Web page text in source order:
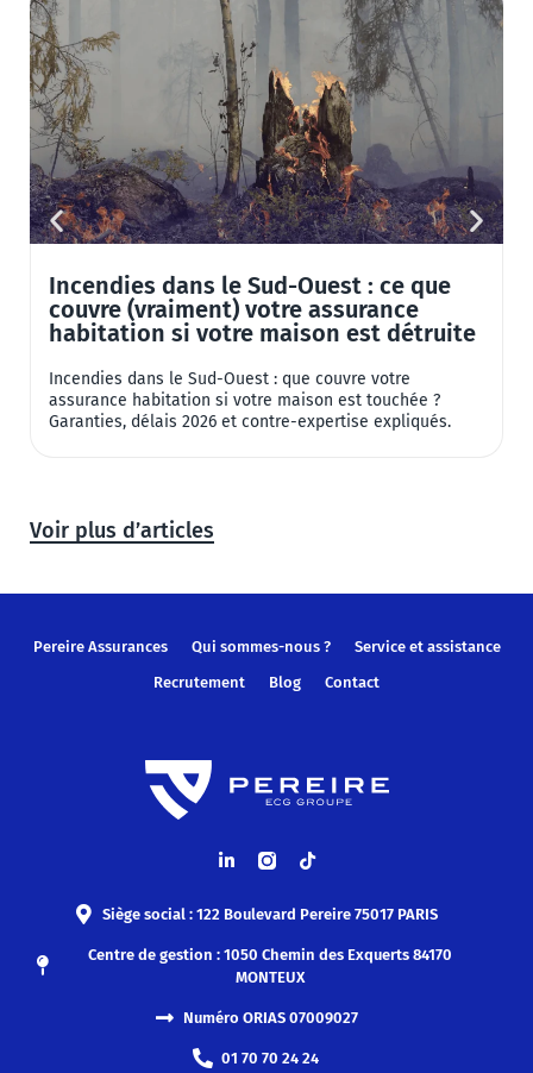
Incendies dans le Sud-Ouest : ce que
couvre (vraiment) votre assurance
habitation si votre maison est détruite
Incendies dans le Sud-Ouest : que couvre votre
assurance habitation si votre maison est touchée ?
Garanties, délais 2026 et contre-expertise expliqués.
Voir plus d’articles
Pereire Assurances Qui sommes-nous ?
Service et assistance
Recrutement
Blog Contact
Siège social : 122 Boulevard Pereire 75017 PARIS
Centre de gestion : 1050 Chemin des Exquerts 84170
MONTEUX
Numéro ORIAS 07009027
01 70 70 24 24